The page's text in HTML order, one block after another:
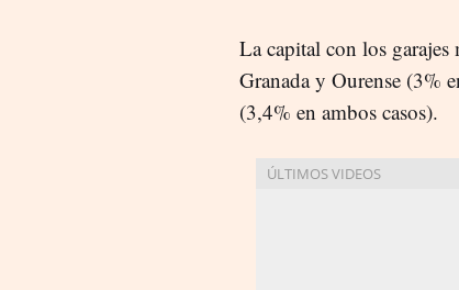
La capital con los garajes
Granada y Ourense (3%
(3,4% en ambos casos).